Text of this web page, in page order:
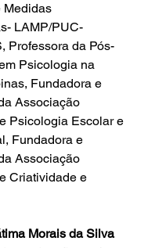
Medidas
LAMP/PUC-
Professora da Pós-
Psicologia na
Fundadora e
Associação
Psicologia Escolar e
Fundadora e
Associação
Criatividade e
Morais da Silva